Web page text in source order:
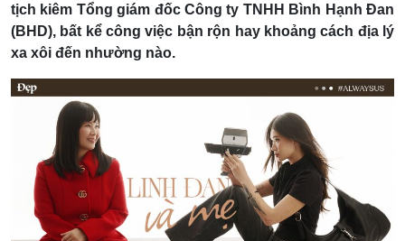
tịch kiêm Tổng giám đốc Công ty TNHH Bình Hạnh Đan
(BHD), bất kể công việc bận rộn hay khoảng cách địa lý
xa xôi đến nhường nào.